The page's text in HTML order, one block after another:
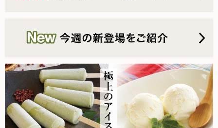
冷蔵食品他
乾物
調味料
2026.6.2 台風の影響について
2026.5.30【毎週土曜日更新！】品ものアイテムを更新しまし
た。
2026.5.23【毎週土曜日更新！】品ものアイテムを更新しまし
た。
2026.5.21 ヘルスアカデミー公式YTチャンネルにて、オルタ